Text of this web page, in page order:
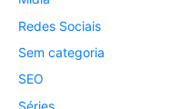
Redes Sociais
Sem categoria
SEO
Séries